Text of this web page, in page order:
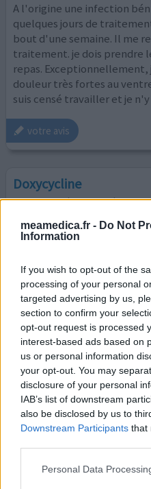
meamedica.fr - Do Not
Information
If you wish to opt-out of the
processing of your personal
targeted advertising by us,
section to confirm your
opt-out request is processed
interest-based ads based on
us or personal information
your opt-out. You may
disclosure of your personal
IAB’s list of downstream
also be disclosed by us to
Downstream Participants that
Personal Data
A l'origine une infection
quelques jours de
bout d'une semaine. Il me
traitement. je dois prendre
repas.
douleur très fortes au
suis censé travailler et je
votre avis
Doxycycline
10/07/2016 | Homme | 16
Acné
Quantité effets secondaires
Ce médicament est tout
comment peut t'il être sur
prend ce médicament j'ai
je pert du au niveau de
nosée hoorible je banni ce
votre avis
Doxycycline
27/06/2016 | Femme | 15